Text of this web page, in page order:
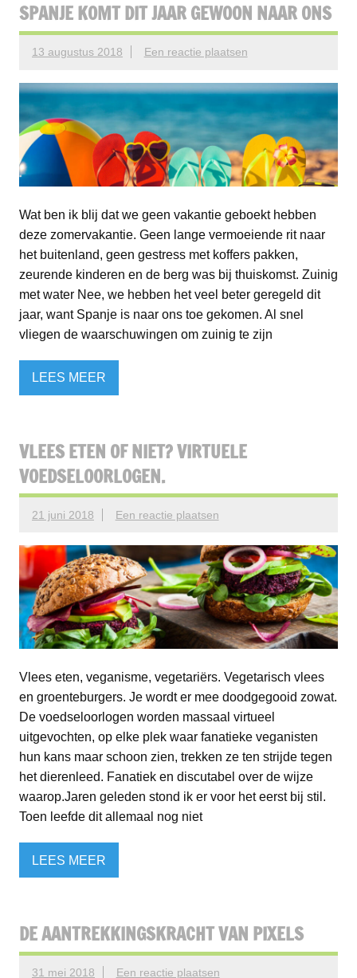
SPANJE KOMT DIT JAAR GEWOON NAAR ONS
13 augustus 2018 Een reactie plaatsen
Wat ben ik blij dat we geen vakantie geboekt hebben
deze zomervakantie. Geen lange vermoeiende rit naar
het buitenland, geen gestress met koffers pakken,
zeurende kinderen en de berg was bij thuiskomst. Zuinig
met water Nee, we hebben het veel beter geregeld dit
jaar, want Spanje is naar ons toe gekomen. Al snel
vliegen de waarschuwingen om zuinig te zijn
LEES MEER
VLEES ETEN OF NIET? VIRTUELE
VOEDSELOORLOGEN.
21 juni 2018 Een reactie plaatsen
Vlees eten, veganisme, vegetariërs. Vegetarisch vlees
en groenteburgers. Je wordt er mee doodgegooid zowat.
De voedseloorlogen worden massaal virtueel
uitgevochten, op elke plek waar fanatieke veganisten
hun kans maar schoon zien, trekken ze ten strijde tegen
het dierenleed. Fanatiek en discutabel over de wijze
waarop.Jaren geleden stond ik er voor het eerst bij stil.
Toen leefde dit allemaal nog niet
LEES MEER
DE AANTREKKINGSKRACHT VAN PIXELS
31 mei 2018 Een reactie plaatsen